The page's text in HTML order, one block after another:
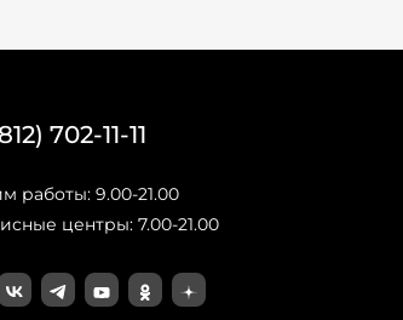
702-11-11
работы: 9.00-21.00
центры: 7.00-21.00